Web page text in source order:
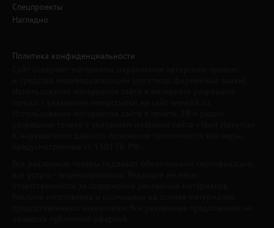
Спецпроекты
Наглядно
Политика конфиденциальности